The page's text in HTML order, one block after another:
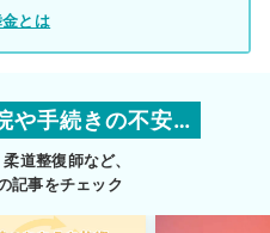
とは
や手続きの不安…
道整復師など、
記事をチェック